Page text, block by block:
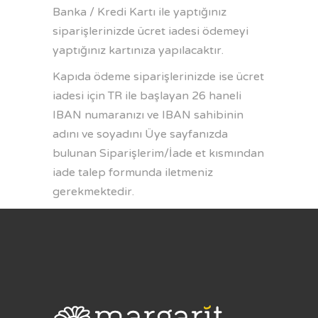
Banka / Kredi Kartı ile yaptığınız
siparişlerinizde ücret iadesi ödemeyi
yaptığınız kartınıza yapılacaktır.
Kapıda ödeme siparişlerinizde ise ücret
iadesi için TR ile başlayan 26 haneli
IBAN numaranızı ve IBAN sahibinin
adını ve soyadını Üye sayfanızda
bulunan Siparişlerim/İade et kısmından
iade talep formunda iletmeniz
gerekmektedir.